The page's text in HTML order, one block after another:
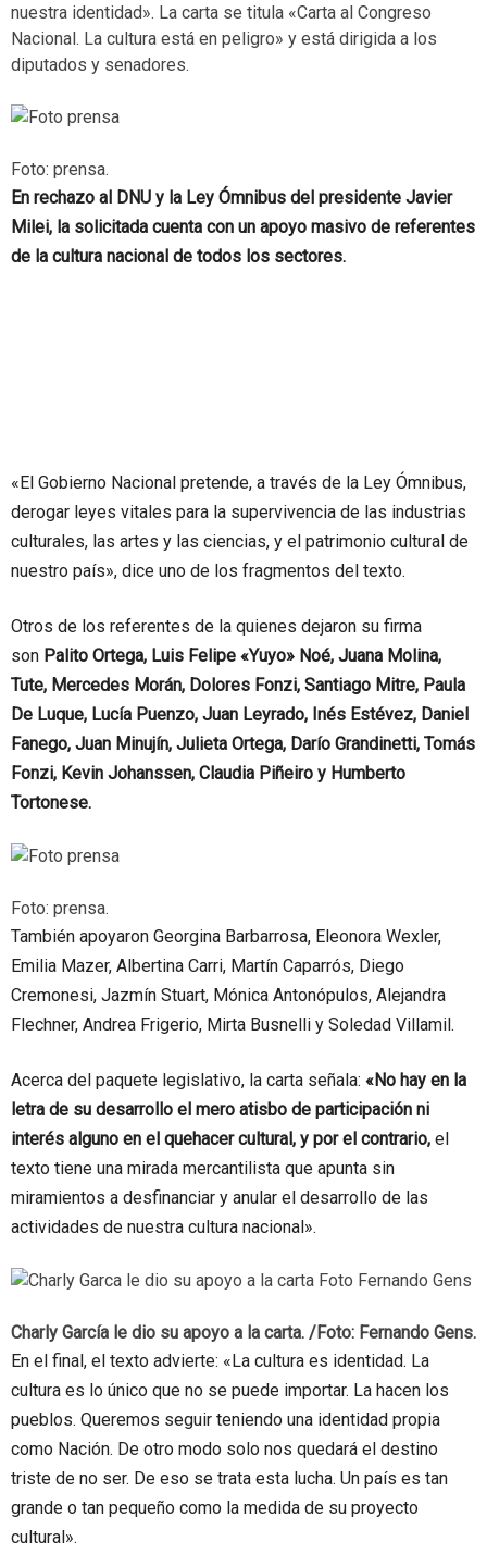
nuestra identidad». La carta se titula «Carta al Congreso
Nacional. La cultura está en peligro» y está dirigida a los
diputados y senadores.
Foto: prensa.
En rechazo al DNU y la Ley Ómnibus del presidente Javier
Milei, la solicitada cuenta con un apoyo masivo de referentes
de la cultura nacional de todos los sectores.
«El Gobierno Nacional pretende, a través de la Ley Ómnibus,
derogar leyes vitales para la supervivencia de las industrias
culturales, las artes y las ciencias, y el patrimonio cultural de
nuestro país», dice uno de los fragmentos del texto.
Otros de los referentes de la quienes dejaron su firma
son Palito Ortega, Luis Felipe «Yuyo» Noé, Juana Molina,
Tute, Mercedes Morán, Dolores Fonzi, Santiago Mitre, Paula
De Luque, Lucía Puenzo, Juan Leyrado, Inés Estévez, Daniel
Fanego, Juan Minujín, Julieta Ortega, Darío Grandinetti, Tomás
Fonzi, Kevin Johanssen, Claudia Piñeiro y Humberto
Tortonese.
Foto: prensa.
También apoyaron Georgina Barbarrosa, Eleonora Wexler,
Emilia Mazer, Albertina Carri, Martín Caparrós, Diego
Cremonesi, Jazmín Stuart, Mónica Antonópulos, Alejandra
Flechner, Andrea Frigerio, Mirta Busnelli y Soledad Villamil.
Acerca del paquete legislativo, la carta señala: «No hay en la
letra de su desarrollo el mero atisbo de participación ni
interés alguno en el quehacer cultural, y por el contrario, el
texto tiene una mirada mercantilista que apunta sin
miramientos a desfinanciar y anular el desarrollo de las
actividades de nuestra cultura nacional».
Charly García le dio su apoyo a la carta. /Foto: Fernando Gens.
En el final, el texto advierte: «La cultura es identidad. La
cultura es lo único que no se puede importar. La hacen los
pueblos. Queremos seguir teniendo una identidad propia
como Nación. De otro modo solo nos quedará el destino
triste de no ser. De eso se trata esta lucha. Un país es tan
grande o tan pequeño como la medida de su proyecto
cultural».